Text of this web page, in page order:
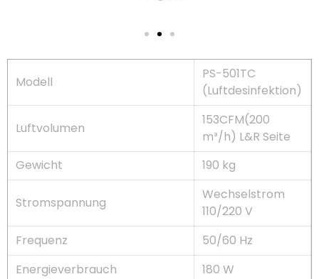
Modell
PS-501TC
(Luftdesinfektion)
Luftvolumen
153CFM(200
m³/h) L&R Seite
Gewicht
190 kg
Stromspannung
Wechselstrom
110/220 V
Frequenz
50/60 Hz
Energieverbrauch
180 W